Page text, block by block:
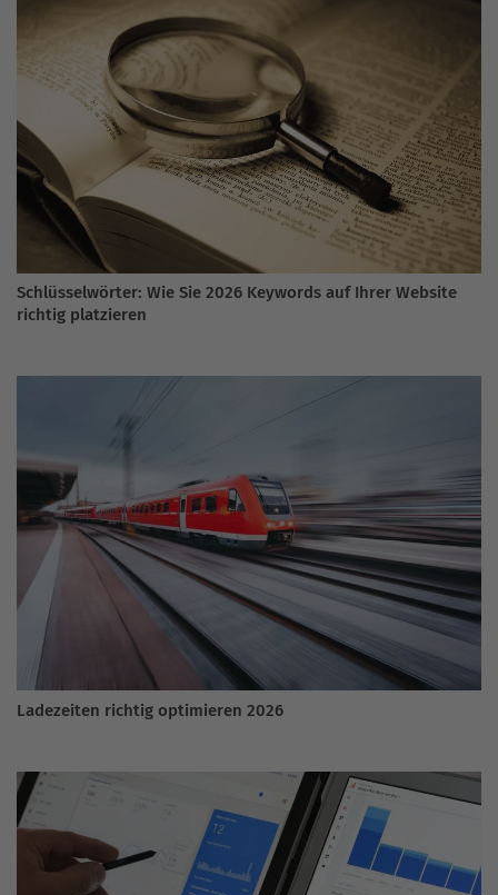
Schlüsselwörter: Wie Sie 2026 Keywords auf Ihrer Website
richtig platzieren
Ladezeiten richtig optimieren 2026